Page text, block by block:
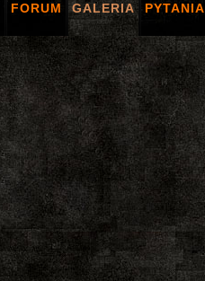
FORUM GALERIA PYTANIA